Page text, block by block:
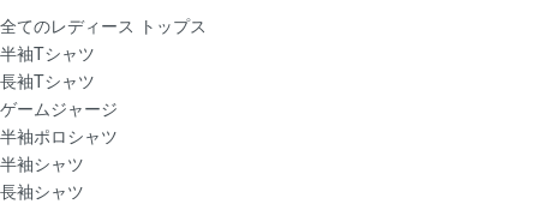
全てのレディース トップス
半袖Tシャツ
長袖Tシャツ
ゲームジャージ
半袖ポロシャツ
半袖シャツ
長袖シャツ